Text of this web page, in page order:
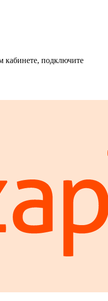
кабинете, подключите